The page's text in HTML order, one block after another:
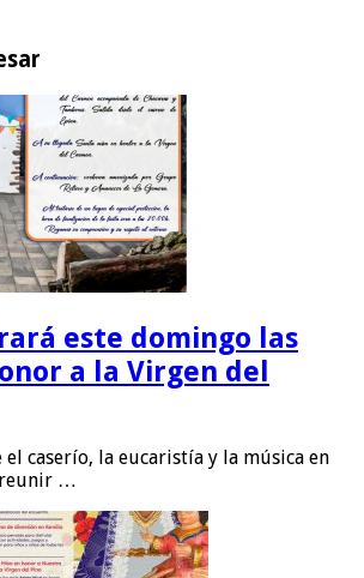
este domingo las
a la Virgen del
el caserío, la eucaristía y la música en
reunir …